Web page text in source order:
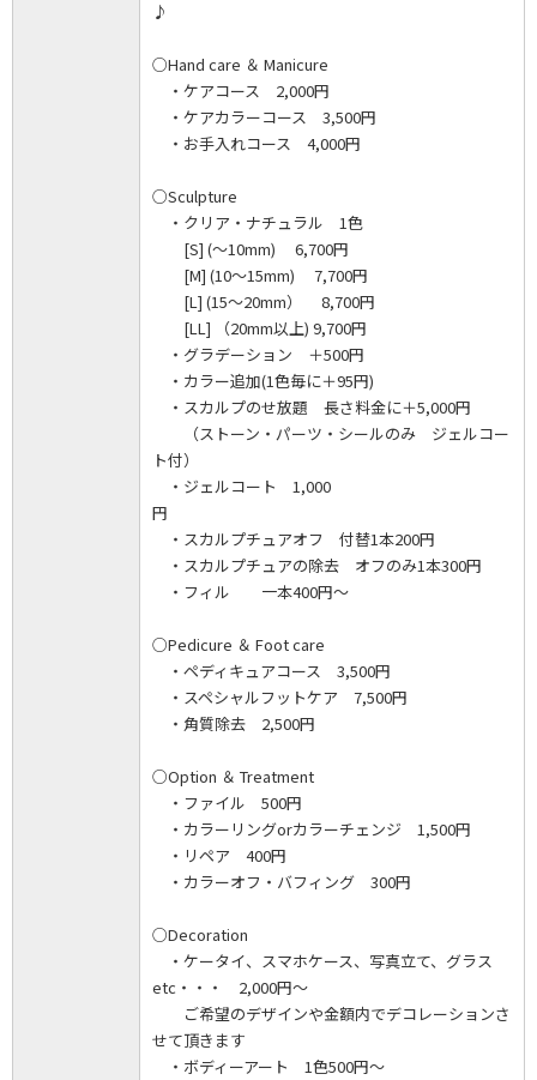
♪
○Hand care ＆ Manicure
・ケアコース 2,000円
・ケアカラーコース 3,500円
・お手入れコース 4,000円
○Sculpture
・クリア・ナチュラル 1色
[S] (～10mm) 6,700円
[M] (10～15mm) 7,700円
[L] (15～20mm） 8,700円
[LL] （20mm以上) 9,700円
・グラデーション ＋500円
・カラー追加(1色毎に＋95円)
・スカルプのせ放題 長さ料金に＋5,000円
（ストーン・パーツ・シールのみ ジェルコー
ト付）
・ジェルコート 1,000
円
・スカルプチュアオフ 付替1本200円
・スカルプチュアの除去 オフのみ1本300円
・フィル 一本400円～
○Pedicure ＆ Foot care
・ペディキュアコース 3,500円
・スペシャルフットケア 7,500円
・角質除去 2,500円
○Option ＆ Treatment
・ファイル 500円
・カラーリングorカラーチェンジ 1,500円
・リペア 400円
・カラーオフ・バフィング 300円
○Decoration
・ケータイ、スマホケース、写真立て、グラス
etc・・・ 2,000円～
ご希望のデザインや金額内でデコレーションさ
せて頂きます
・ボディーアート 1色500円～